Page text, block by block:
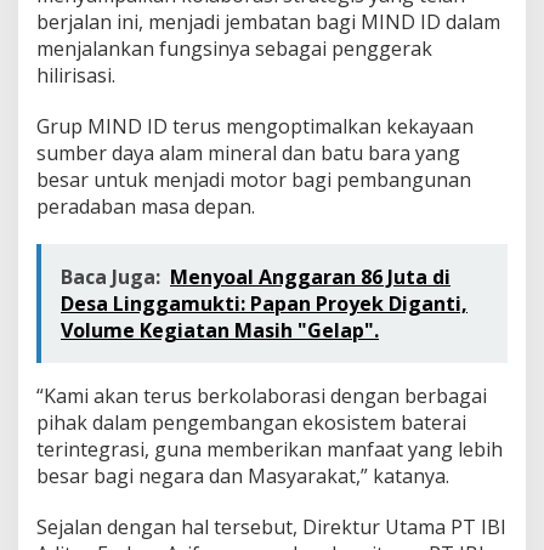
berjalan ini, menjadi jembatan bagi MIND ID dalam
menjalankan fungsinya sebagai penggerak
hilirisasi.
Grup MIND ID terus mengoptimalkan kekayaan
sumber daya alam mineral dan batu bara yang
besar untuk menjadi motor bagi pembangunan
peradaban masa depan.
Baca Juga: Menyoal Anggaran 86 Juta di
Desa Linggamukti: Papan Proyek Diganti,
Volume Kegiatan Masih "Gelap".
“Kami akan terus berkolaborasi dengan berbagai
pihak dalam pengembangan ekosistem baterai
terintegrasi, guna memberikan manfaat yang lebih
besar bagi negara dan Masyarakat,” katanya.
Sejalan dengan hal tersebut, Direktur Utama PT IBI